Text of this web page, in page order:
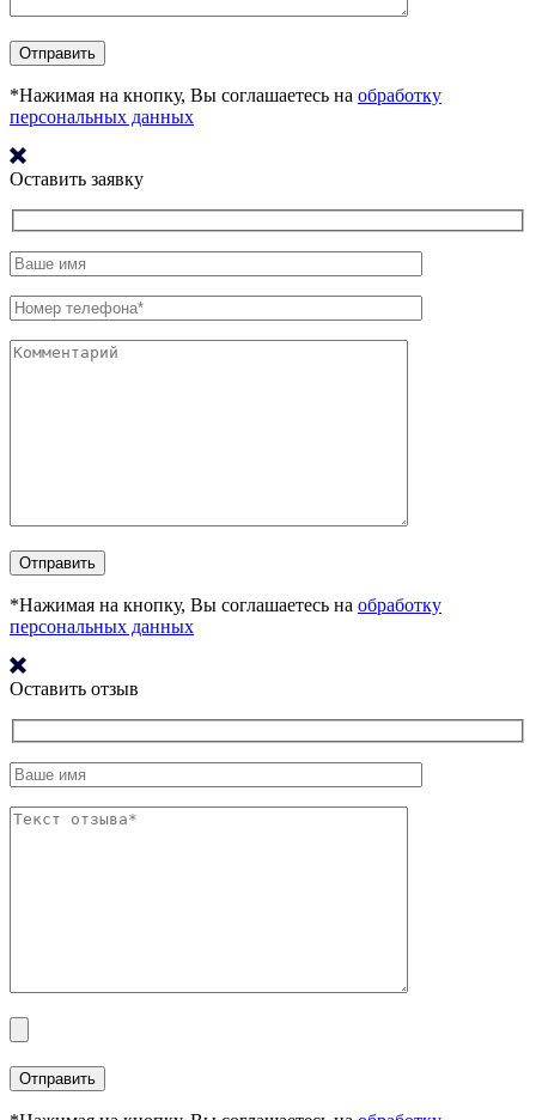
*Нажимая на кнопку, Вы соглашаетесь на обработку
персональных данных
Оставить заявку
*Нажимая на кнопку, Вы соглашаетесь на обработку
персональных данных
Оставить отзыв